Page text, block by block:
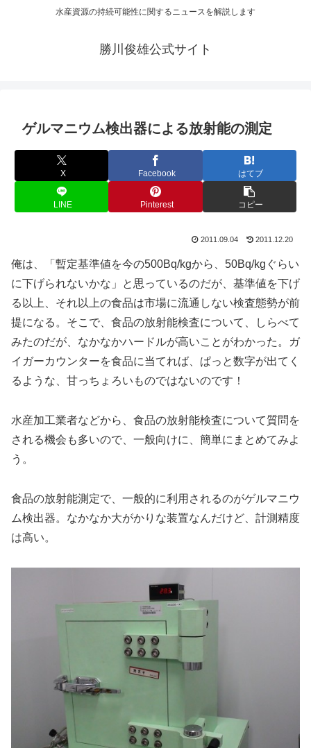
水産資源の持続可能性に関するニュースを解説します
勝川俊雄公式サイト
ゲルマニウム検出器による放射能の測定
X Facebook はてブ
LINE Pinterest コピー
2011.09.04 2011.12.20
俺は、「暫定基準値を今の500Bq/kgから、50Bq/kgぐらい
に下げられないかな」と思っているのだが、基準値を下げ
る以上、それ以上の食品は市場に流通しない検査態勢が前
提になる。そこで、食品の放射能検査について、しらべて
みたのだが、なかなかハードルが高いことがわかった。ガ
イガーカウンターを食品に当てれば、ぱっと数字が出てく
るような、甘っちょろいものではないのです！
水産加工業者などから、食品の放射能検査について質問を
される機会も多いので、一般向けに、簡単にまとめてみよ
う。
食品の放射能測定で、一般的に利用されるのがゲルマニウ
ム検出器。なかなか大がかりな装置なんだけど、計測精度
は高い。